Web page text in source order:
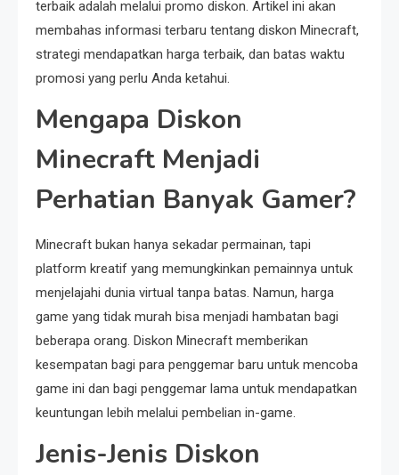
terbaik adalah melalui promo diskon. Artikel ini akan
membahas informasi terbaru tentang diskon Minecraft,
strategi mendapatkan harga terbaik, dan batas waktu
promosi yang perlu Anda ketahui.
Mengapa Diskon
Minecraft Menjadi
Perhatian Banyak Gamer?
Minecraft bukan hanya sekadar permainan, tapi
platform kreatif yang memungkinkan pemainnya untuk
menjelajahi dunia virtual tanpa batas. Namun, harga
game yang tidak murah bisa menjadi hambatan bagi
beberapa orang. Diskon Minecraft memberikan
kesempatan bagi para penggemar baru untuk mencoba
game ini dan bagi penggemar lama untuk mendapatkan
keuntungan lebih melalui pembelian in-game.
Jenis-Jenis Diskon